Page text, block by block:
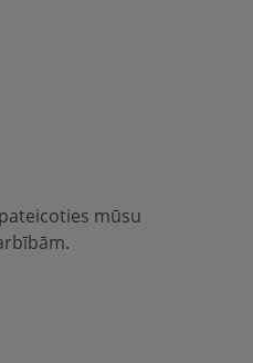
mūsu